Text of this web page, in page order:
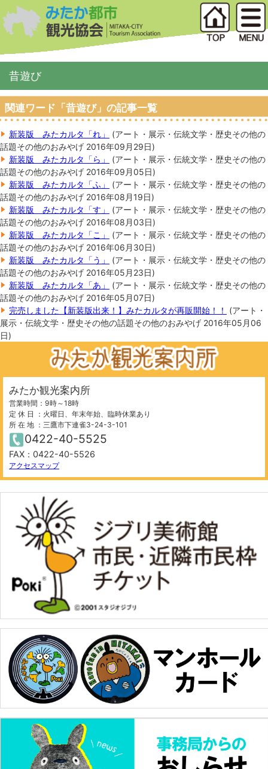
昔遊び
関連ワード「昔遊び」の記事一覧
新装版 みたカルタ「れ」 (アート・展示・伝統文学・歴史その他の
話題その他のおみやげ 2016年09月29日)
新装版 みたカルタ「ら」
(アート・展示・伝統文学・歴史その他の
話題その他のおみやげ 2016年09月05日)
新装版 みたカルタ「ふ」
(アート・展示・伝統文学・歴史その他の
話題その他のおみやげ 2016年08月19日)
新装版 みたカルタ「す」
(アート・展示・伝統文学・歴史その他の
話題その他のおみやげ 2016年08月03日)
新装版 みたカルタ「こ」
(アート・展示・伝統文学・歴史その他の
話題その他のおみやげ 2016年06月30日)
新装版 みたカルタ「う」
(アート・展示・伝統文学・歴史その他の
話題その他のおみやげ 2016年05月23日)
新装版 みたカルタ「あ」
(アート・展示・伝統文学・歴史その他の
話題その他のおみやげ 2016年05月07日)
完売しました【新装版出来！】みたカルタが再販開始！！
(アート・
展示・伝統文学・歴史その他の話題その他のおみやげ 2016年05月06
日)
みたか観光案内所
営業時間：9時～18時
定 休 日 ：火曜日、年末年始、臨時休業あり
所 在 地 ：三鷹市下連雀3-24-3-101
0422-40-5525
FAX：0422-40-5526
アクセスマップ